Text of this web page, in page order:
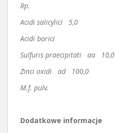
Rp.
Acidi salicylici 5,0
Acidi borici
Sulfuris praecipitati aa 10,0
Zinci oxidi ad 100,0
M.f. pulv.
Dodatkowe informacje